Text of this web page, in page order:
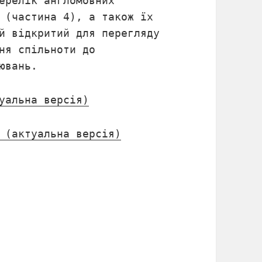
(частина 4), а також їх
відкритий для перегляду
спільноти до
версія)
(актуальна версія)